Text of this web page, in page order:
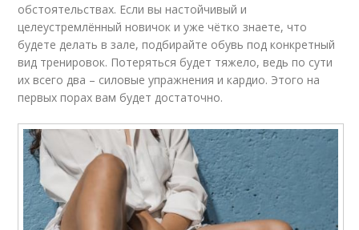
обстоятельствах. Если вы настойчивый и
целеустремлённый новичок и уже чётко знаете, что
будете делать в зале, подбирайте обувь под конкретный
вид тренировок. Потеряться будет тяжело, ведь по сути
их всего два – силовые упражнения и кардио. Этого на
первых порах вам будет достаточно.